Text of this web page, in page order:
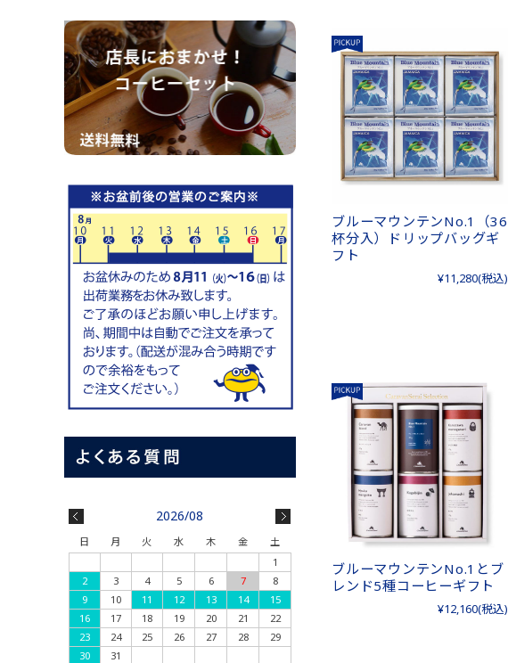
ブルーマウンテンNo.1（36
杯分入）ドリップバッグギ
フト
¥11,280(税込)
ブルーマウンテンNo.1とブ
レンド5種コーヒーギフト
¥12,160(税込)
2026/08
日 月 火 水 木 金
土
1
2
3 4 5 6 7
8
9
10 11 12 13 14
15
16
17 18 19 20 21
22
23
24 25 26 27 28
29
30
31